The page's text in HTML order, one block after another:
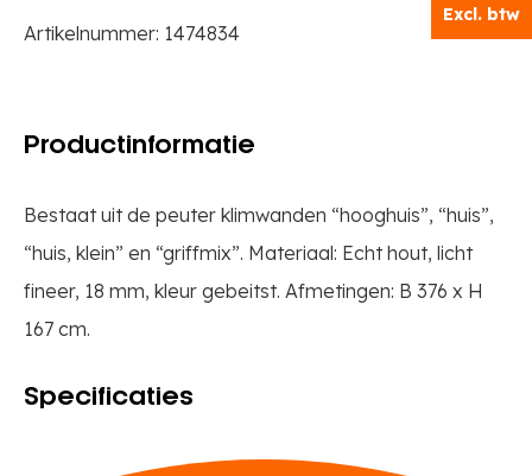
Excl. btw
Artikelnummer: 1474834
Productinformatie
Bestaat uit de peuter klimwanden “hooghuis”, “huis”,
“huis, klein” en “griffmix”. Materiaal: Echt hout, licht
fineer, 18 mm, kleur gebeitst. Afmetingen: B 376 x H
167 cm.
Specificaties